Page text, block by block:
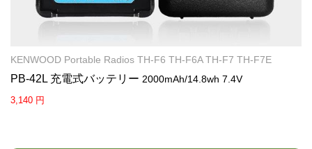
KENWOOD Portable Radios TH-F6 TH-F6A TH-F7 TH-F7E
PB-42L 充電式バッテリー 2000mAh/14.8wh 7.4V
3,140 円